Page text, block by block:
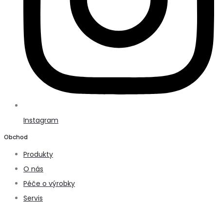
Instagram
Obchod
Produkty
O nás
Péče o výrobky
Servis